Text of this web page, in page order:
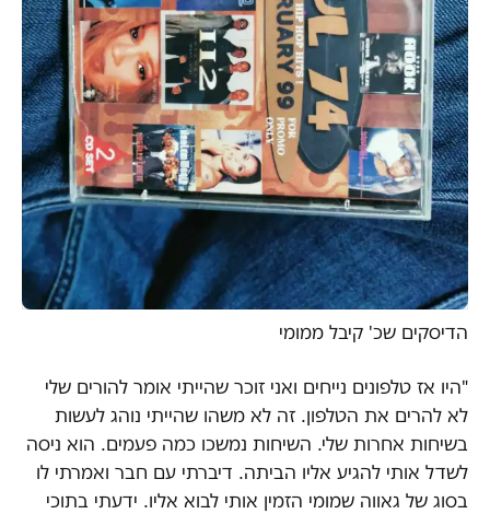
הדיסקים שכ' קיבל ממומי
"היו אז טלפונים נייחים ואני זוכר שהייתי אומר להורים שלי
לא להרים את הטלפון. זה לא משהו שהייתי נוהג לעשות
בשיחות אחרות שלי. השיחות נמשכו כמה פעמים. הוא ניסה
לשדל אותי להגיע אליו הביתה. דיברתי עם חבר ואמרתי לו
בסוג של גאווה שמומי הזמין אותי לבוא אליו. ידעתי בתוכי